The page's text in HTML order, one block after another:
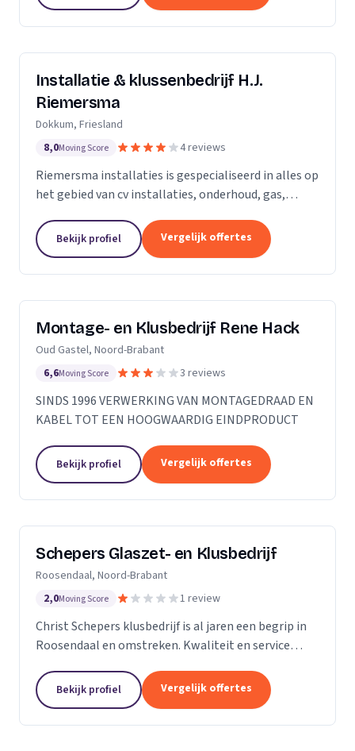
Installatie & klussenbedrijf H.J.
Riemersma
Dokkum, Friesland
8,0Moving Score 4 reviews
Riemersma installaties is gespecialiseerd in alles op
het gebied van cv installaties, onderhoud, gas,
kleine klussen, onderhoud en elektra.
Bekijk profiel Vergelijk offertes
Montage- en Klusbedrijf Rene Hack
Oud Gastel, Noord-Brabant
6,6Moving Score 3 reviews
SINDS 1996 VERWERKING VAN MONTAGEDRAAD EN
KABEL TOT EEN HOOGWAARDIG EINDPRODUCT
Bekijk profiel Vergelijk offertes
Schepers Glaszet- en Klusbedrijf
Roosendaal, Noord-Brabant
2,0Moving Score 1 review
Christ Schepers klusbedrijf is al jaren een begrip in
Roosendaal en omstreken. Kwaliteit en service
grote tevredenheid onder onze klanten. Of het nu...
Bekijk profiel Vergelijk offertes